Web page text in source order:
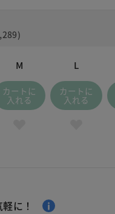
)
M
カートに
入れる
L
カートに
入れる
に！